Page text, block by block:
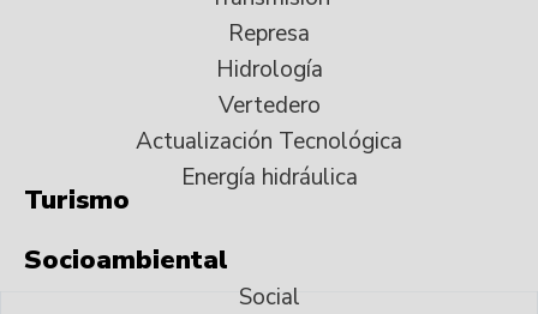
Represa
Hidrología
Vertedero
Actualización Tecnológica
Energía hidráulica
Turismo
Socioambiental
Social